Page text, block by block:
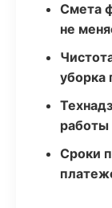
Смета
не
уборка
работы
Сроки